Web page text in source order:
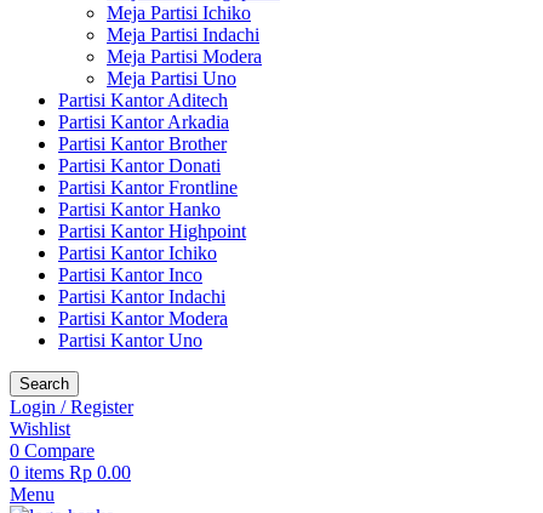
Meja Partisi Ichiko
Meja Partisi Indachi
Meja Partisi Modera
Meja Partisi Uno
Partisi Kantor Aditech
Partisi Kantor Arkadia
Partisi Kantor Brother
Partisi Kantor Donati
Partisi Kantor Frontline
Partisi Kantor Hanko
Partisi Kantor Highpoint
Partisi Kantor Ichiko
Partisi Kantor Inco
Partisi Kantor Indachi
Partisi Kantor Modera
Partisi Kantor Uno
Search
Login / Register
Wishlist
0 Compare
0 items Rp 0.00
Menu